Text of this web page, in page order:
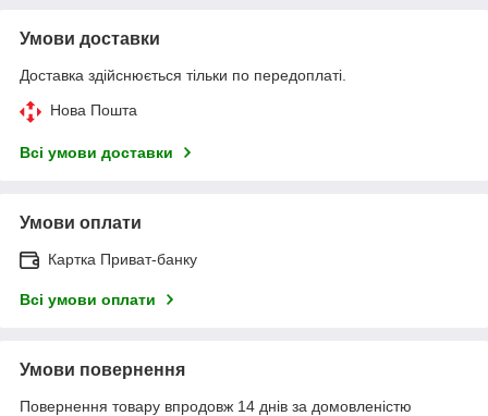
Умови доставки
Доставка здійснюється тільки по передоплаті.
Нова Пошта
Всі умови доставки
Умови оплати
Картка Приват-банку
Всі умови оплати
Умови повернення
Повернення товару впродовж 14 днів за домовленістю